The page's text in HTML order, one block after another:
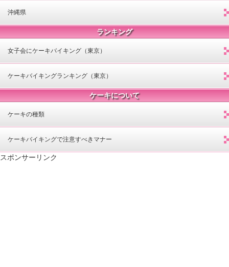
沖縄県
ランキング
女子会にケーキバイキング（東京）
ケーキバイキングランキング（東京）
ケーキについて
ケーキの種類
ケーキバイキングで注意すべきマナー
スポンサーリンク